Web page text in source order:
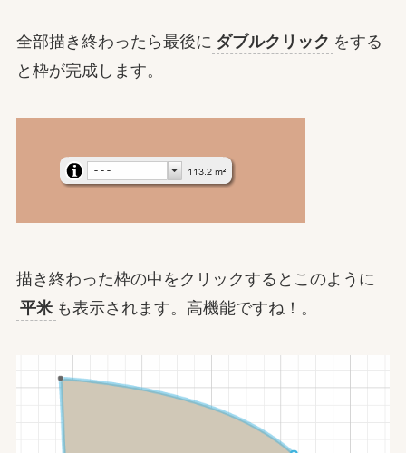
全部描き終わったら最後に ダブルクリック をする
と枠が完成します。
描き終わった枠の中をクリックするとこのように
平米 も表示されます。高機能ですね！。